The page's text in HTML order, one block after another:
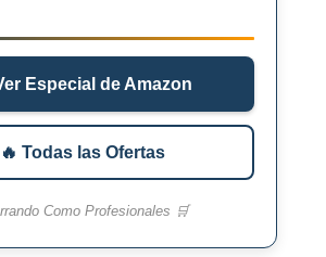
Especial de Amazon
🔥 Todas las Ofertas
Como Profesionales 🛒